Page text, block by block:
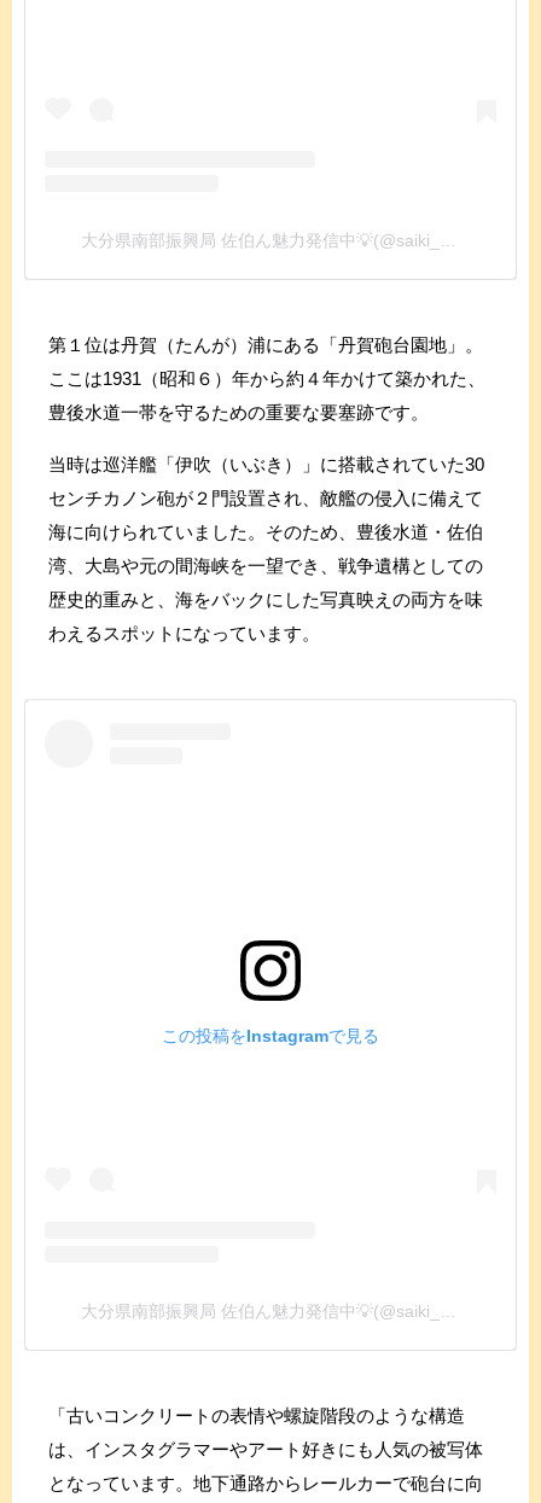
大分県南部振興局 佐伯ん魅力発信中💡(@saiki_news)がシェアした投稿
第１位は丹賀（たんが）浦にある「丹賀砲台園地」。
ここは1931（昭和６）年から約４年かけて築かれた、
豊後水道一帯を守るための重要な要塞跡です。
当時は巡洋艦「伊吹（いぶき）」に搭載されていた30
センチカノン砲が２門設置され、敵艦の侵入に備えて
海に向けられていました。そのため、豊後水道・佐伯
湾、大島や元の間海峡を一望でき、戦争遺構としての
歴史的重みと、海をバックにした写真映えの両方を味
わえるスポットになっています。
この投稿をInstagramで見る
「古いコンクリートの表情や螺旋階段のような構造
は、インスタグラマーやアート好きにも人気の被写体
となっています。地下通路からレールカーで砲台に向